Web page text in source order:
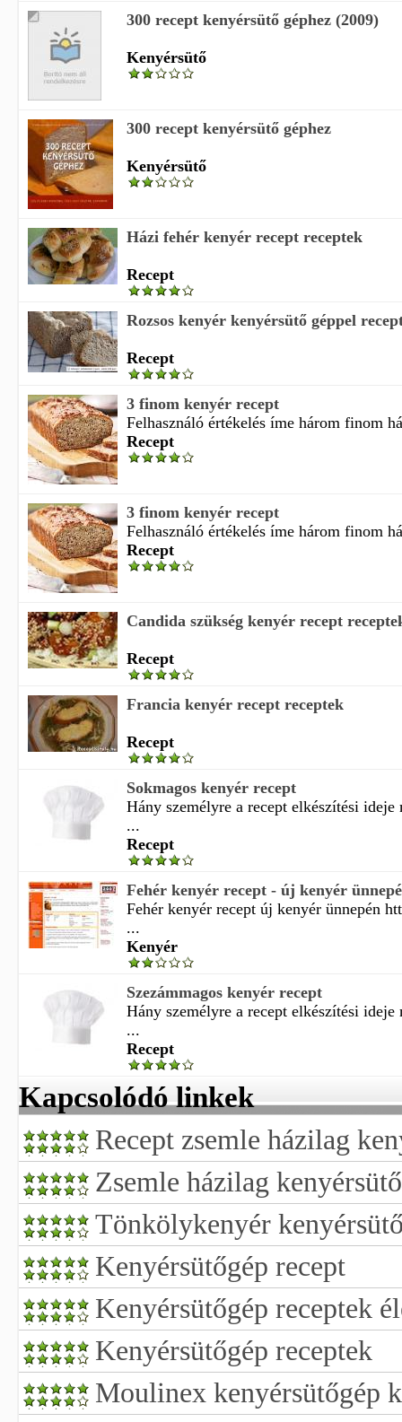
300 recept kenyérsütő géphez (2009)
Kenyérsütő
300 recept kenyérsütő géphez
Kenyérsütő
Házi fehér kenyér recept receptek
Recept
Rozsos kenyér kenyérsütő géppel
Recept
3 finom kenyér recept
Felhasználó értékelés íme három finom
Recept
3 finom kenyér recept
Felhasználó értékelés íme három finom
Recept
Candida szükség kenyér recept
Recept
Francia kenyér recept receptek
Recept
Sokmagos kenyér recept
Hány személyre a recept elkészítési
...
Recept
Fehér kenyér recept - új kenyér
Fehér kenyér recept új kenyér ünnepén
...
Kenyér
Szezámmagos kenyér recept
Hány személyre a recept elkészítési
...
Recept
Kapcsolódó linkek
Recept zsemle házilag
Zsemle házilag
Tönkölykenyér
Kenyérsütőgép recept
Kenyérsütőgép receptek
Kenyérsütőgép receptek
Moulinex kenyérsütőgép